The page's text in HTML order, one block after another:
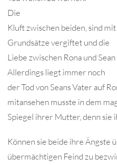
Die
Kluft zwischen beiden, sind
Grundsätze vergiftet und die
Liebe zwischen Rona und
Allerdings liegt immer noch
der Tod von Seans Vater auf
mitansehen musste in dem
Spiegel ihrer Mutter, denn sie
Können sie beide ihre Ängste
übermächtigen Feind zu